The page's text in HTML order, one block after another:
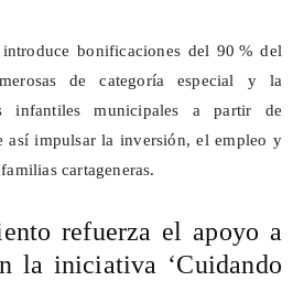
bonificaciones del 90 % del
de categoría especial y la
infantiles municipales a partir de
asíimpulsar la inversión, el empleo y
cartageneras.
refuerza el apoyo a
la iniciativa ‘Cuidando